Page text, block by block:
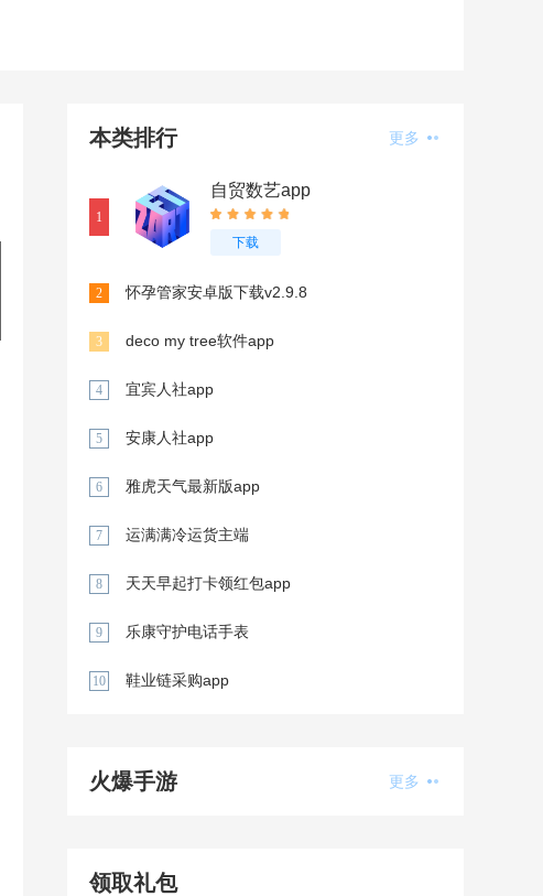
本类排行 更多
1
自贸数艺app
下载
2 怀孕管家安卓版下载v2.9.8
3 deco my tree软件app
4 宜宾人社app
5 安康人社app
6 雅虎天气最新版app
7 运满满冷运货主端
8 天天早起打卡领红包app
9 乐康守护电话手表
10 鞋业链采购app
火爆手游 更多
领取礼包